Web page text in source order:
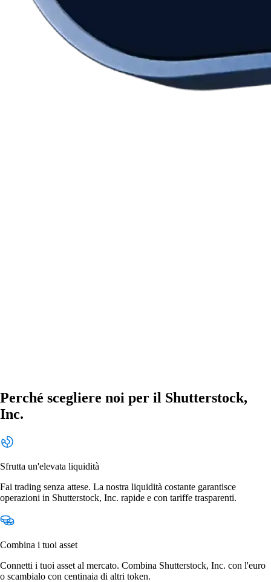
Perché scegliere noi per il Shutterstock,
Inc.
Sfrutta un'elevata liquidità
Fai trading senza attese. La nostra liquidità costante garantisce
operazioni in Shutterstock, Inc. rapide e con tariffe trasparenti.
Combina i tuoi asset
Connetti i tuoi asset al mercato. Combina Shutterstock, Inc. con l'euro
o scambialo con centinaia di altri token.